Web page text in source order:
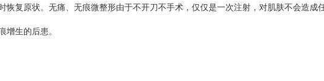
复原状。无痛、无痕微整形由于不开刀不手术，仅仅是一次注射，对肌肤不会造成
生的后患。